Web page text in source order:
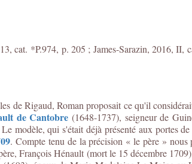
cat. *P.974, p. 205 ;James-Sarazin, 2016, II,
de Rigaud, Roman proposait ce qu'il
de Cantobre (1648-1737), seigneur de
modèle, qui s'était déjà présenté aux portes
. Compte tenu de la précision « le père » nous
François Hénault (mort le 15 décembre